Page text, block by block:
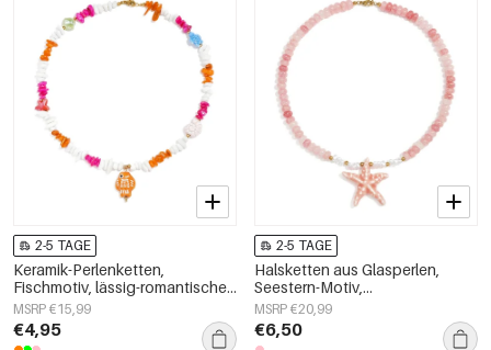
2-5 TAGE
Keramik-Perlenketten,
Fischmotiv, lässig-romantische
Serie, Damenschmuck
MSRP €15,99
€4,95
2-5 TAGE
Halsketten aus Glasperlen,
Seestern-Motiv,
Urlaubs-/Strand-Romantik-Serie,
Damenschmuck
MSRP €20,99
€6,50